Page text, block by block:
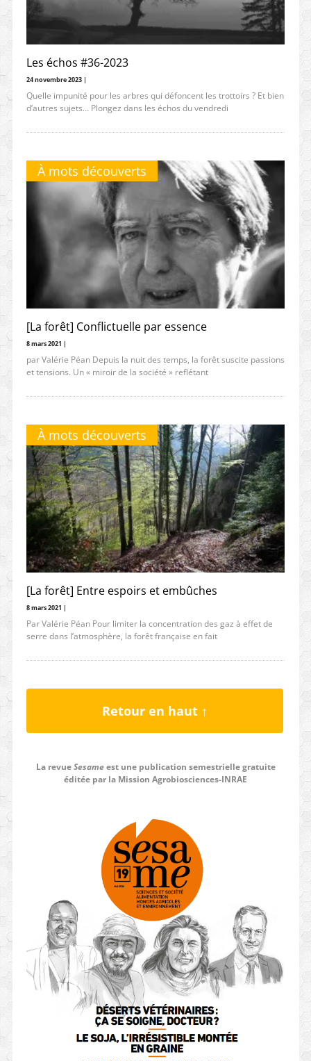
Les échos #36-2023
24 novembre 2023 |
Quelle impunité pour les arbres qui défoncent les trottoirs ? Et bien
d’autres sujets… Plongez dans les échos du vendredi
À mots découverts
[La forêt] Conflictuelle par essence
8 mars 2021 |
par Valérie Péan Depuis la nuit des temps, la forêt suscite passions
et tensions. Un « miroir de la société » reflétant
À mots découverts
[La forêt] Entre espoirs et embûches
8 mars 2021 |
Par Valérie Péan Pour limiter la concentration des gaz à effet de
serre dans l’atmosphère, la forêt française en fait
Retour en haut ↑
La revueSesameest une publication semestrielle gratuite
éditée par la Mission Agrobiosciences-INRAE